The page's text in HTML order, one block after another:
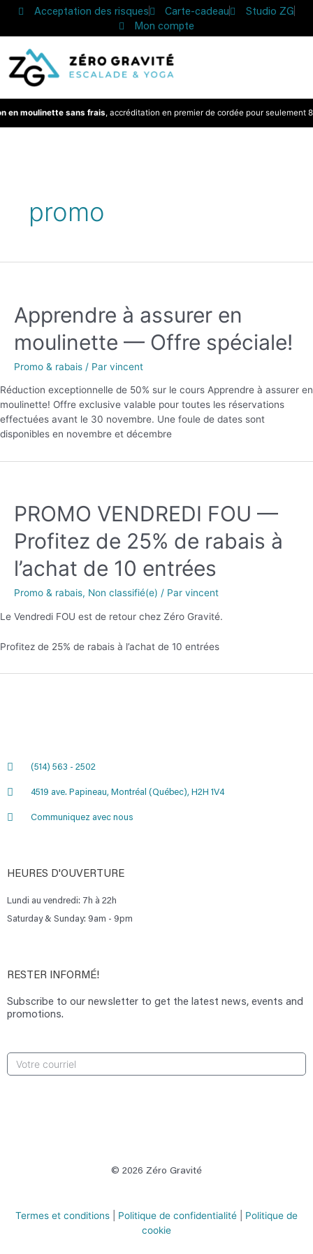
Acceptation des risques Carte-cadeau
Studio ZG
Mon compte
en moulinette sans frais, accréditation en premier de cordée pour seulement 8
promo
Apprendre à assurer en
moulinette — Offre spéciale!
Promo & rabais / Par vincent
Réduction exceptionnelle de 50% sur le cours Apprendre à assurer en
moulinette! Offre exclusive valable pour toutes les réservations
effectuées avant le 30 novembre. Une foule de dates sont
disponibles en novembre et décembre
PROMO VENDREDI FOU —
Profitez de 25% de rabais à
l’achat de 10 entrées
Promo & rabais, Non classifié(e) / Par vincent
Le Vendredi FOU est de retour chez Zéro Gravité.
Profitez de 25% de rabais à l’achat de 10 entrées
(514) 563 - 2502
4519 ave. Papineau, Montréal (Québec), H2H 1V4
Communiquez avec nous
HEURES D'OUVERTURE
Lundi au vendredi: 7h à 22h
Saturday & Sunday: 9am - 9pm
RESTER INFORMÉ!
Subscribe to our newsletter to get the latest news, events and
promotions.
© 2026 Zéro Gravité
Termes et conditions Politique de confidentialité
Politique de
cookie